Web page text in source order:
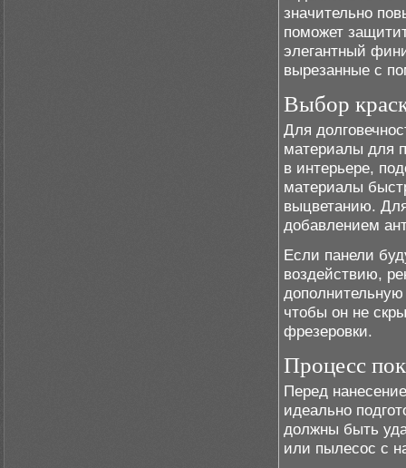
значительно
поможет
элегантный
вырезанные с
Выбор
Для
материалы для
в интерьере,
материалы
выцветанию.
добавлением
Если панели
воздействию,
чтобы он не
фрезеровки.
Процесс
Перед
идеально
должны быть
или пылесос с